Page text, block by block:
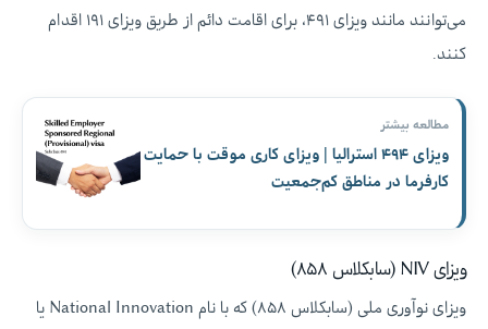
می‌توانند مانند ویزای ۴۹۱، برای اقامت دائم از طریق ویزای ۱۹۱ اقدام
کنند.
مطالعه بیشتر
ویزای ۴۹۴ استرالیا | ویزای کاری موقت با حمایت
کارفرما در مناطق کم‌جمعیت
ویزای NIV (سابکلاس ۸۵۸)
ویزای نوآوری ملی (سابکلاس ۸۵۸) که با نام National Innovation یا